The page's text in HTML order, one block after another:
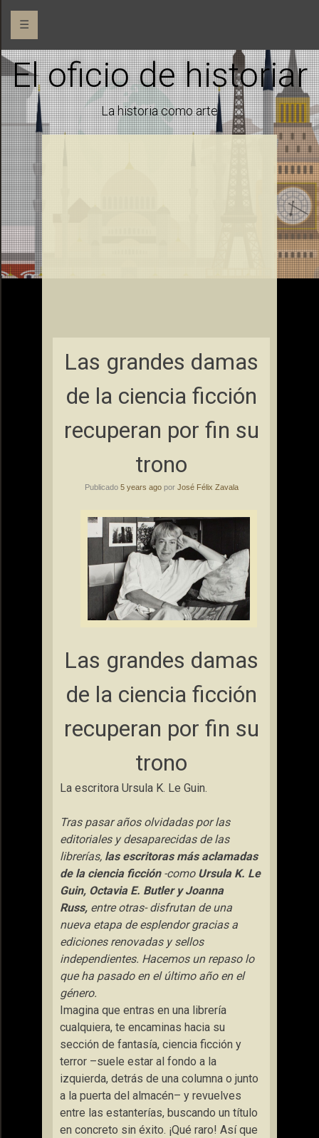
☰
El oficio de historiar
La historia como arte
Las grandes damas
de la ciencia ficción
recuperan por fin su
trono
Publicado 5 years agopor José Félix Zavala
Las grandes damas
de la ciencia ficción
recuperan por fin su
trono
La escritora Ursula K. Le Guin.
Tras pasar años olvidadas por las
editoriales y desaparecidas de las
librerías, las escritoras más aclamadas
de la ciencia ficción-como Ursula K. Le
Guin, Octavia E. Butler y Joanna
Russ, entre otras- disfrutan de una
nueva etapa de esplendor gracias a
ediciones renovadas y sellos
independientes. Hacemos un repaso lo
que ha pasado en el último año en el
género.
Imagina que entras en una librería
cualquiera, te encaminas hacia su
sección de fantasía, ciencia ficción y
terror –suele estar al fondo a la
izquierda, detrás de una columna o junto
a la puerta del almacén– y revuelves
entre las estanterías, buscando un título
en concreto sin éxito. ¡Qué raro! Así que